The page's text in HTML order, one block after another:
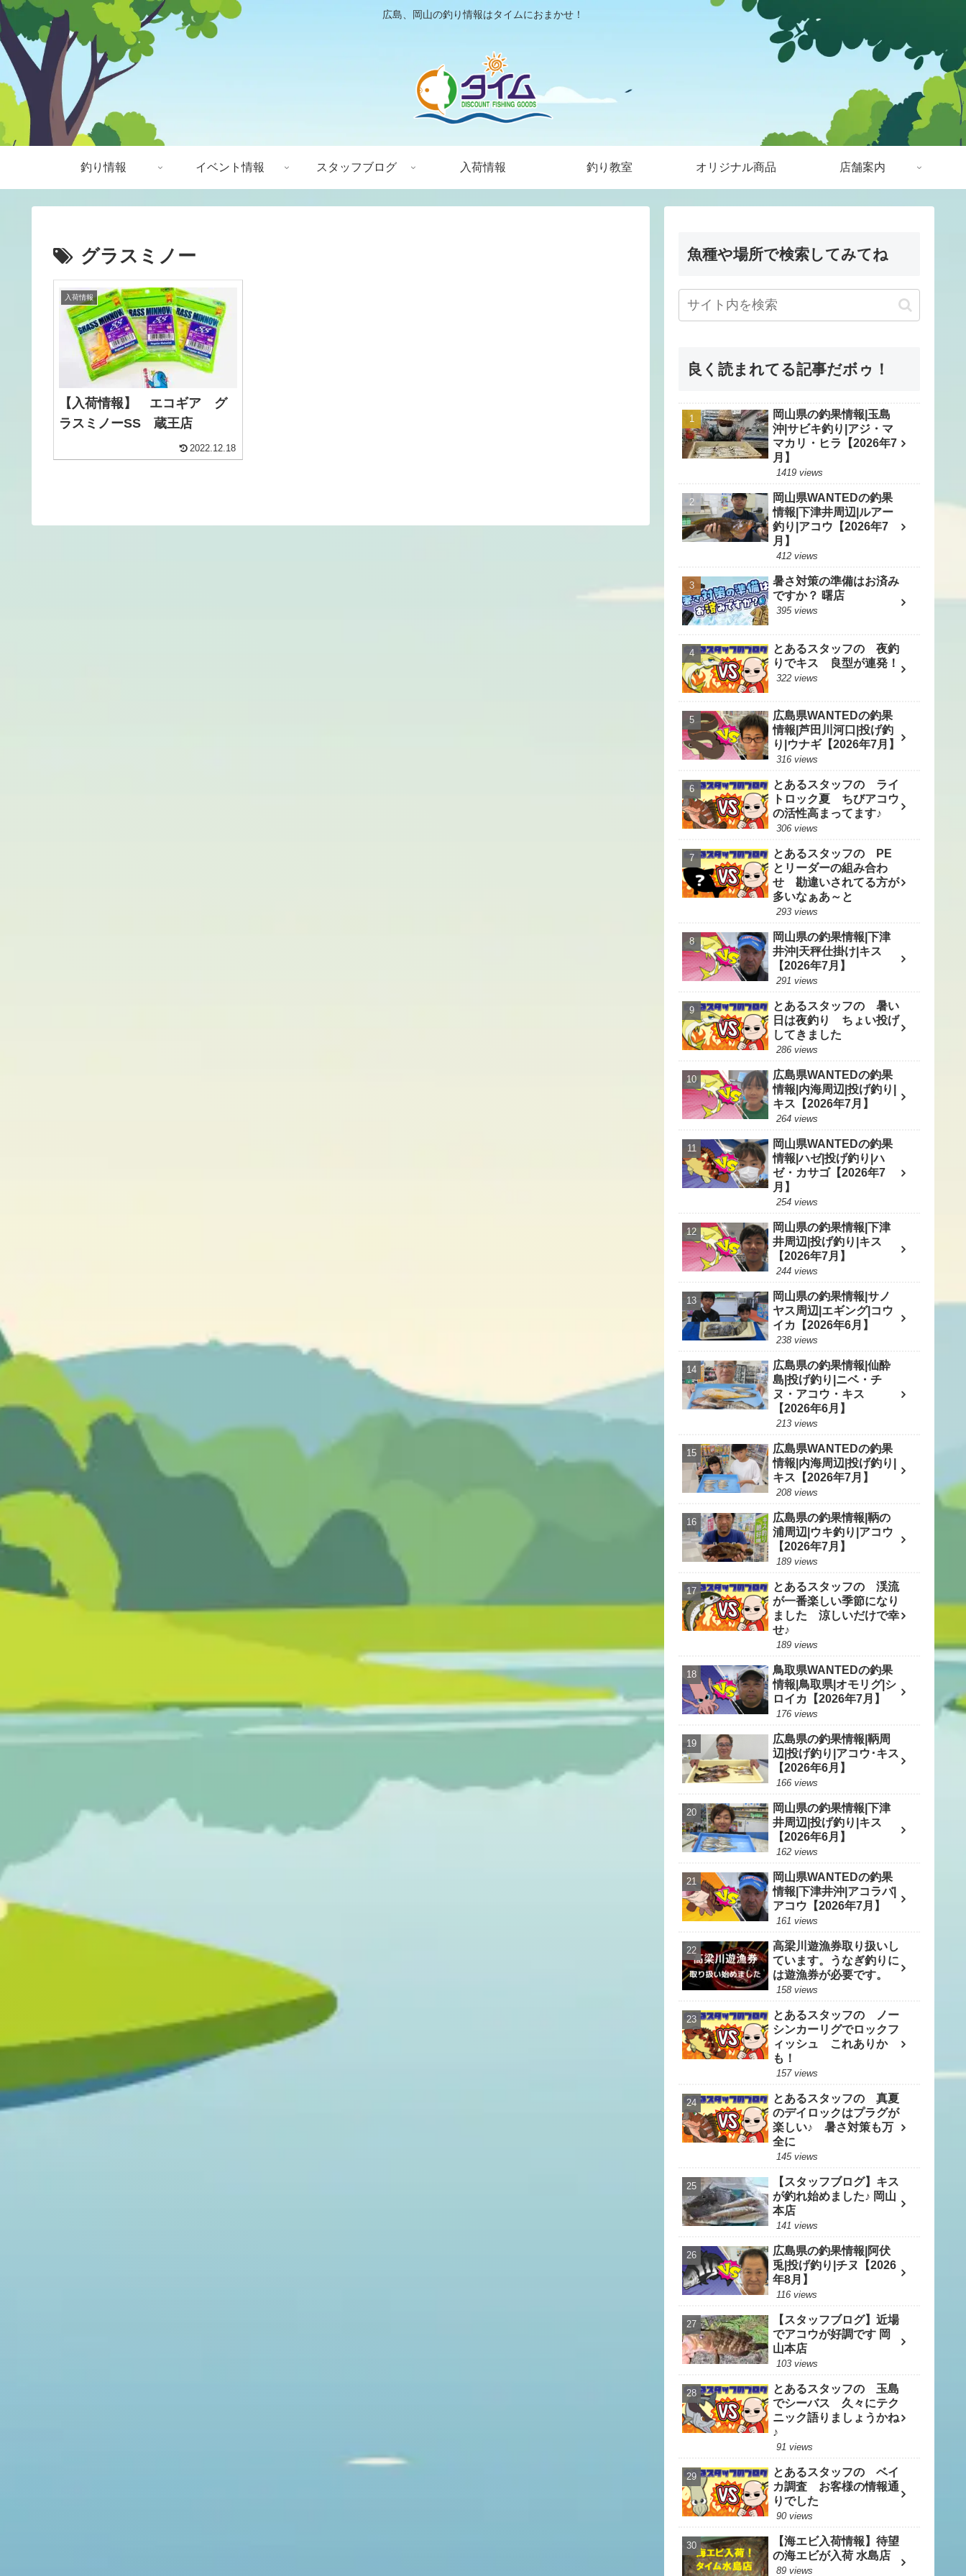
広島、岡山の釣り情報はタイムにおまかせ！
釣り情報 イベント情報 スタッフブログ 入荷情報 釣り教室 オリジナル商品 店舗案内
グラスミノー
入荷情報
【入荷情報】 エコギア グ
ラスミノーSS 蔵王店
2022.12.18
魚種や場所で検索してみてね
良く読まれてる記事だボゥ！
岡山県の釣果情報|玉島
沖|サビキ釣り|アジ・マ
マカリ・ヒラ【2026年7
月】
1419 views
岡山県WANTEDの釣果
情報|下津井周辺|ルアー
釣り|アコウ【2026年7
月】
412 views
暑さ対策の準備はお済み
ですか？ 曙店
395 views
とあるスタッフの 夜釣
りでキス 良型が連発！
322 views
広島県WANTEDの釣果
情報|芦田川河口|投げ釣
り|ウナギ【2026年7月】
316 views
とあるスタッフの ライ
トロック夏 ちびアコウ
の活性高まってます♪
306 views
とあるスタッフの PE
とリーダーの組み合わ
せ 勘違いされてる方が
多いなぁあ～と
293 views
岡山県の釣果情報|下津
井沖|天秤仕掛け|キス
【2026年7月】
291 views
とあるスタッフの 暑い
日は夜釣り ちょい投げ
してきました
286 views
広島県WANTEDの釣果
情報|内海周辺|投げ釣り|
キス【2026年7月】
264 views
岡山県WANTEDの釣果
情報|ハゼ|投げ釣り|ハ
ゼ・カサゴ【2026年7
月】
254 views
岡山県の釣果情報|下津
井周辺|投げ釣り|キス
【2026年7月】
244 views
岡山県の釣果情報|サノ
ヤス周辺|エギング|コウ
イカ【2026年6月】
238 views
広島県の釣果情報|仙酔
島|投げ釣り|ニベ・チ
ヌ・アコウ・キス
【2026年6月】
213 views
広島県WANTEDの釣果
情報|内海周辺|投げ釣り|
キス【2026年7月】
208 views
広島県の釣果情報|鞆の
浦周辺|ウキ釣り|アコウ
【2026年7月】
189 views
とあるスタッフの 渓流
が一番楽しい季節になり
ました 涼しいだけで幸
せ♪
189 views
鳥取県WANTEDの釣果
情報|鳥取県|オモリグ|シ
ロイカ【2026年7月】
176 views
広島県の釣果情報|鞆周
辺|投げ釣り|アコウ･キス
【2026年6月】
166 views
岡山県の釣果情報|下津
井周辺|投げ釣り|キス
【2026年6月】
162 views
岡山県WANTEDの釣果
情報|下津井沖|アコラバ|
アコウ【2026年7月】
161 views
高梁川遊漁券取り扱いし
ています。うなぎ釣りに
は遊漁券が必要です。
158 views
とあるスタッフの ノー
シンカーリグでロックフ
ィッシュ これありか
も！
157 views
とあるスタッフの 真夏
のデイロックはプラグが
楽しい♪ 暑さ対策も万
全に
145 views
【スタッフブログ】キス
が釣れ始めました♪ 岡山
本店
141 views
広島県の釣果情報|阿伏
兎|投げ釣り|チヌ【2026
年8月】
116 views
【スタッフブログ】近場
でアコウが好調です 岡
山本店
103 views
とあるスタッフの 玉島
でシーバス 久々にテク
ニック語りましょうかね
♪
91 views
とあるスタッフの ベイ
カ調査 お客様の情報通
りでした
90 views
【海エビ入荷情報】待望
の海エビが入荷 水島店
89 views